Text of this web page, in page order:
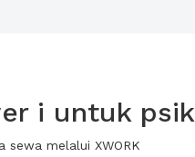
i untuk
melalui XWORK